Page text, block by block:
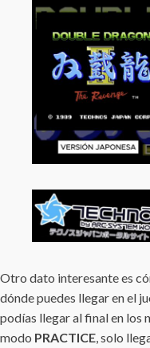
Otro dato interesante es
dónde puedes llegar en el
podías llegar al final en los
modo PRACTICE, solo